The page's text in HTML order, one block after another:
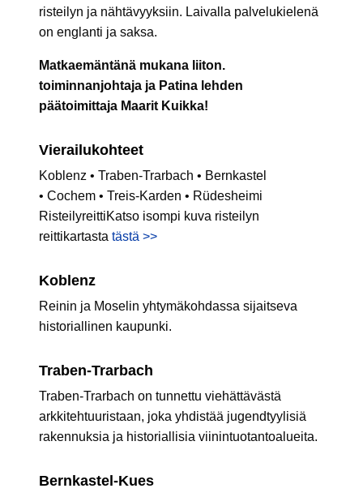
risteilyn ja nähtävyyksiin. Laivalla palvelukielenä
on englanti ja saksa.
Matkaemäntänä mukana liiton.
toiminnanjohtaja ja Patina lehden
päätoimittaja Maarit Kuikka!
Vierailukohteet
Koblenz • Traben-Trarbach • Bernkastel
• Cochem • Treis-Karden • Rüdesheimi
RisteilyreittiKatso isompi kuva risteilyn
reittikartasta tästä >>
Koblenz
Reinin ja Moselin yhtymäkohdassa sijaitseva
historiallinen kaupunki.
Traben-Trarbach
Traben-Trarbach on tunnettu viehättävästä
arkkitehtuuristaan, joka yhdistää jugendtyylisiä
rakennuksia ja historiallisia viinintuotantoalueita.
Bernkastel-Kues